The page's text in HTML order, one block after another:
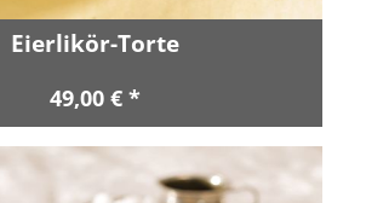
Eierlikör-Torte
49,00 € *